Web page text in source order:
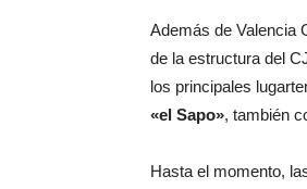
Además de Valencia
de la estructura del
los principales
«el Sapo», también
Hasta el momento,